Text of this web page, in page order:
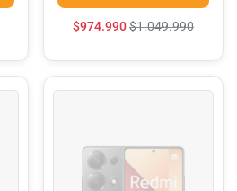
$974.990$1.049.990